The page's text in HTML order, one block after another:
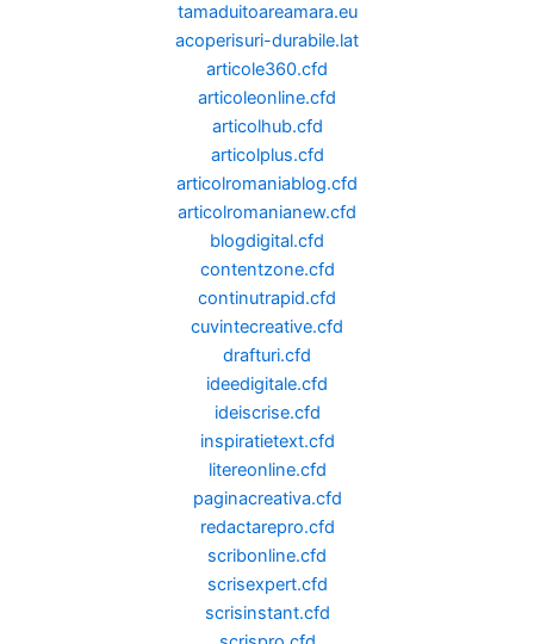
tamaduitoareamara.eu
acoperisuri-durabile.lat
articole360.cfd
articoleonline.cfd
articolhub.cfd
articolplus.cfd
articolromaniablog.cfd
articolromanianew.cfd
blogdigital.cfd
contentzone.cfd
continutrapid.cfd
cuvintecreative.cfd
drafturi.cfd
ideedigitale.cfd
ideiscrise.cfd
inspiratietext.cfd
litereonline.cfd
paginacreativa.cfd
redactarepro.cfd
scribonline.cfd
scrisexpert.cfd
scrisinstant.cfd